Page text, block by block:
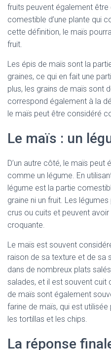
fruits peuvent également
comestible d’une plante qui
cette définition, le maïs
fruit.
Les épis de maïs sont la
graines, ce qui en fait une
plus, les grains de maïs sont
correspond également à la
le maïs peut être considéré
Le maïs : un
D’un autre côté, le maïs
comme un légume. En
légume est la partie
graine ni un fruit. Les
crus ou cuits et peuvent
croquante.
Le maïs est souvent
raison de sa texture et de sa
dans de nombreux plats
salades, et il est souvent cuit
de maïs sont également
farine de maïs, qui est
les tortillas et les chips.
La réponse